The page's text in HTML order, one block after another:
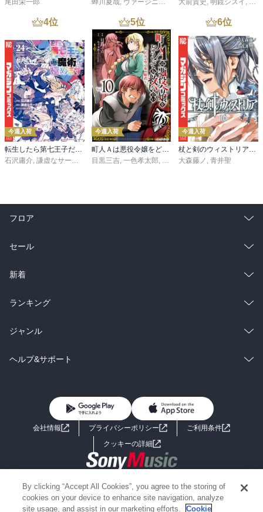
尾田栄一郎
蝉川夏哉, ヴァージニア二等兵 ,転
大前貴史 , 明鏡シスイ , ｔ
4位
今週入荷
石沢庸介 謙虚なサークル メル。
5位
今週入荷
目黒三吉 一色孝太郎 Parum
6位
今週入荷
大森藤ノ 青井聖
フロア
総合
ラノベ
雑誌・グラビア
BL・TL
セール
総合
ラノベ
雑誌・グラビア
BL・TL
新着
総合
ラノベ
雑誌・グラビア
ランキング
総合
ラノベ
ジャンル
コミック
ライトノベル 男子向けラノベ
小説
海外小説
ミステリー SF
ヘルプ&サポート
よくあるご質問 お問い合わせ
会社情報 プライバシーポリシー
ご利用条件
クッキーの詳細
Copyright 2017 - 2026 Sony Music Entertainment(Japan) Inc.
Information on the site is for the Japan domestic market only
powered by
By clicking “Accept All Cookies”, you agree to the storing of
cookies on your device to enhance site navigation, analyze
site usage, and assist in our marketing efforts.
Cookie